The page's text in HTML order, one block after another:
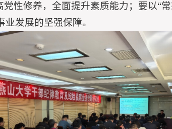
性修养，全面提升素质能力；要以“
发展的坚强保障。